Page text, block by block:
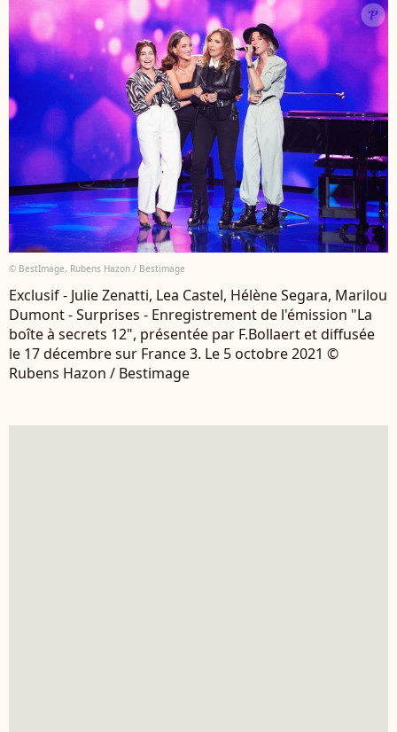
© BestImage, Rubens Hazon / Bestimage
Exclusif - Julie Zenatti, Lea Castel, Hélène Segara, Marilou
Dumont - Surprises - Enregistrement de l'émission "La
boîte à secrets 12", présentée par F.Bollaert et diffusée
le 17 décembre sur France 3. Le 5 octobre 2021 ©
Rubens Hazon / Bestimage